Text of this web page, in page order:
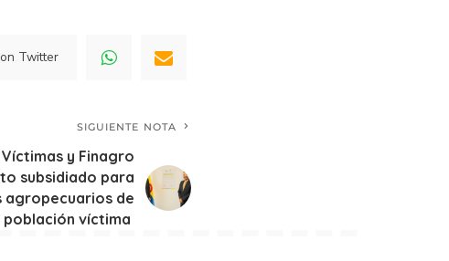
Twitter
SIGUIENTE NOTA
y Finagro
subsidiado para
agropecuarios de
población víctima